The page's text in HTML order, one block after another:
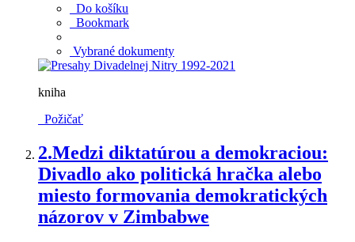
Do košíku
Bookmark
Vybrané dokumenty
kniha
Požičať
2.Medzi diktatúrou a demokraciou:
Divadlo ako politická hračka alebo
miesto formovania demokratických
názorov v Zimbabwe